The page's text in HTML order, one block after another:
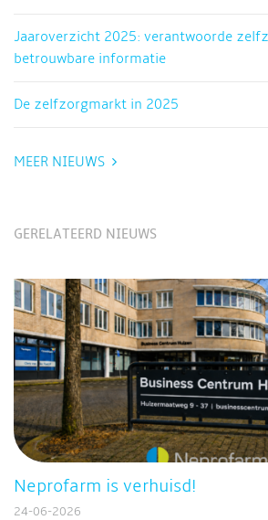
Jaaroverzicht 2025: verantwoorde
betrouwbare informatie
De zelfzorgmarkt in 2025
MEER NIEUWS
GERELATEERD NIEUWS
Neprofarm is verhuisd!
24-06-2026